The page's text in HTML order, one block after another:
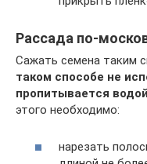
Рассада по-
Сажать семена таким
таком способе не
пропитывается
этого необходимо:
нарезать